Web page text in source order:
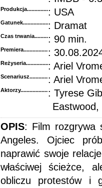
Produkcja.........................................
: USA
Gatunek...........................................
: Dramat
Czas trwania......................................
: 90 min.
Premiera..........................................
:
Reżyseria........................................
: Ariel
Scenariusz........................................
: Ariel
Aktorzy...........................................
: Tyrese
Eastwood,
OPIS: Film rozgrywa
Angeles. Ojciec
naprawić swoje
właściwej ścieżce,
obliczu protestów i